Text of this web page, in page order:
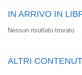
IN ARRIVO IN
Nessun risultato trovato
ALTRI